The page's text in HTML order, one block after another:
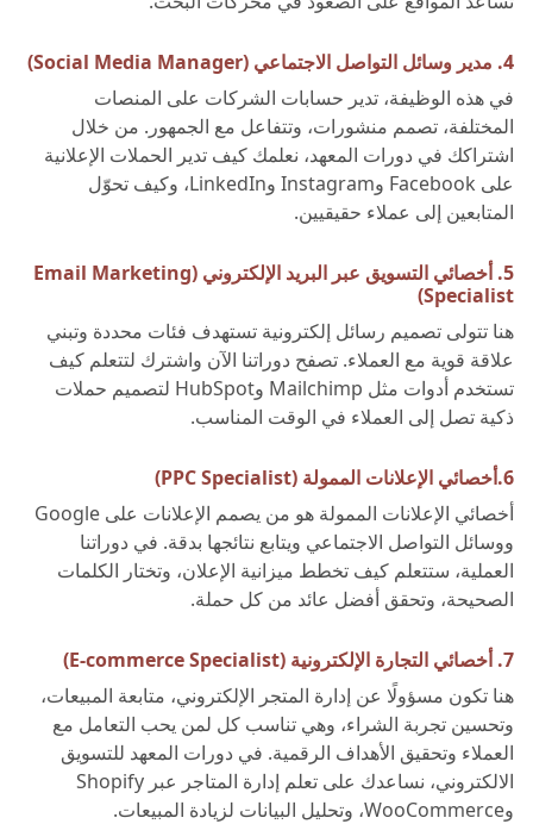
4. مدير وسائل التواصل الاجتماعي (Social Media Manager)
في هذه الوظيفة، تدير حسابات الشركات على المنصات
المختلفة، تصمم منشورات، وتتفاعل مع الجمهور. من خلال
اشتراكك في دورات المعهد، نعلمك كيف تدير الحملات الإعلانية
على Facebook وInstagram وLinkedIn، وكيف تحوّل
المتابعين إلى عملاء حقيقيين.
5. أخصائي التسويق عبر البريد الإلكتروني (Email Marketing
Specialist)
هنا تتولى تصميم رسائل إلكترونية تستهدف فئات محددة وتبني
علاقة قوية مع العملاء. تصفح دوراتنا الآن واشترك لتتعلم كيف
تستخدم أدوات مثل Mailchimp وHubSpot لتصميم حملات
ذكية تصل إلى العملاء في الوقت المناسب.
6.أخصائي الإعلانات الممولة (PPC Specialist)
أخصائي الإعلانات الممولة هو من يصمم الإعلانات على Google
ووسائل التواصل الاجتماعي ويتابع نتائجها بدقة. في دوراتنا
العملية، ستتعلم كيف تخطط ميزانية الإعلان، وتختار الكلمات
الصحيحة، وتحقق أفضل عائد من كل حملة.
7. أخصائي التجارة الإلكترونية (E-commerce Specialist)
هنا تكون مسؤولًا عن إدارة المتجر الإلكتروني، متابعة المبيعات،
وتحسين تجربة الشراء، وهي تناسب كل لمن يحب التعامل مع
العملاء وتحقيق الأهداف الرقمية. في دورات المعهد للتسويق
الالكتروني، نساعدك على تعلم إدارة المتاجر عبر Shopify
وWooCommerce، وتحليل البيانات لزيادة المبيعات.